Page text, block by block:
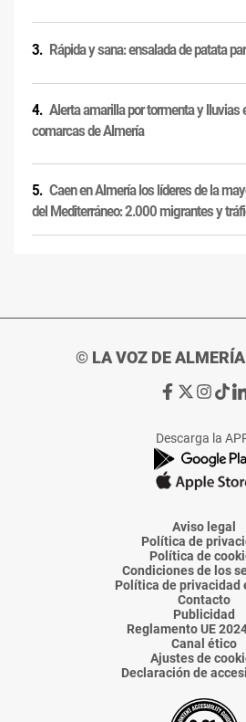
Rápida y sana: ensalada de patata
Alerta amarilla por tormenta y lluvias
comarcas de Almería
Caen en Almería los líderes de la
del Mediterráneo: 2.000 migrantes y
© LA VOZ DE
Ir
de
La
Voz
Almería
Ir
de
La
Voz
Almería
Ir
de
La
Voz
Ir
de
La
Descarga la
Aviso legal
Política de
Política de
Condiciones de los
Política de privacidad
Contacto
Publicidad
Reglamento UE
Canal ético
Ajustes de
Declaración de